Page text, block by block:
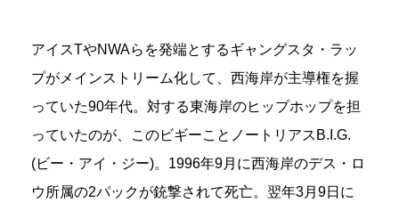
アイスTやNWAらを発端とするギャングスタ・ラッ
プがメインストリーム化して、西海岸が主導権を握
っていた90年代。対する東海岸のヒップホップを担
っていたのが、このビギーことノートリアスB.I.G.
(ビー・アイ・ジー)。1996年9月に西海岸のデス・ロ
ウ所属の2パックが銃撃されて死亡。翌年3月9日に